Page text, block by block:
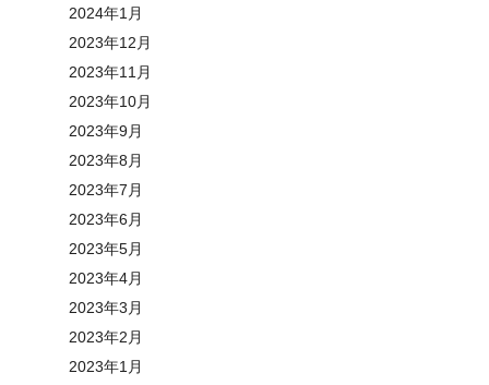
2024年1月
2023年12月
2023年11月
2023年10月
2023年9月
2023年8月
2023年7月
2023年6月
2023年5月
2023年4月
2023年3月
2023年2月
2023年1月